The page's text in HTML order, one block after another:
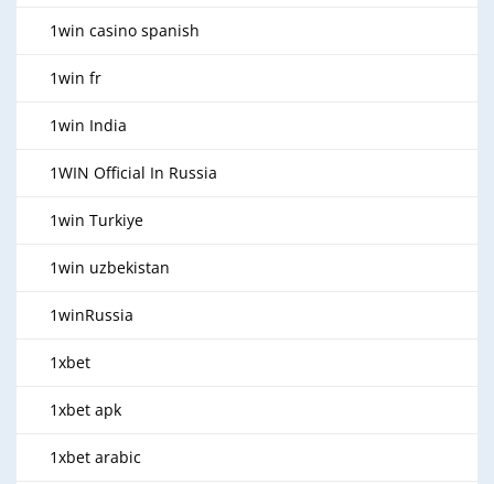
1win casino spanish
1win fr
1win India
1WIN Official In Russia
1win Turkiye
1win uzbekistan
1winRussia
1xbet
1xbet apk
1xbet arabic